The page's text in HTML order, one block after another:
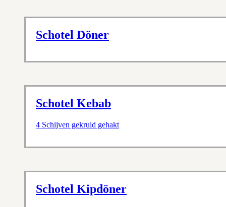
Schotel Döner
Schotel Kebab
4 Schijven gekruid gehakt
Schotel Kipdöner